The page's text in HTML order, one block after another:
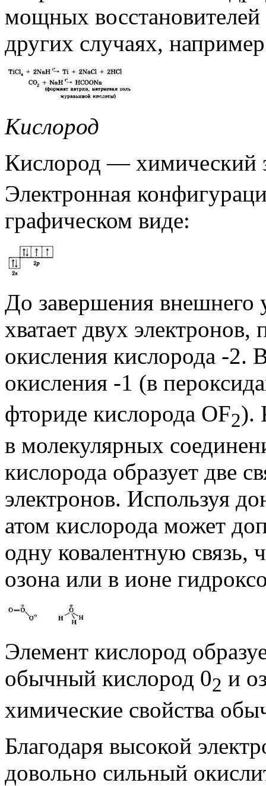
мощных
других случаях,
Кислород
Кислород — химический
Электронная
графическом виде:
До завершения внешнего
хватает двух
окисления кислорода -2.
окисления -1 (в
фториде кислорода OF2).
в молекулярных
кислорода образует две
электронов. Используя
атом кислорода может
одну ковалентную связь,
озона или в ионе
Элемент кислород
обычный кислород 02 и
химические свойства
Благодаря высокой
довольно сильный